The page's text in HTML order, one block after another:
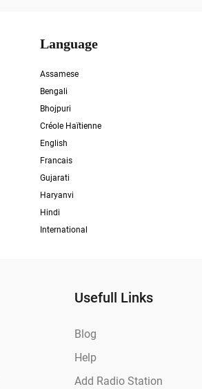
Language
Assamese
Bengali
Bhojpuri
Créole Haïtienne
English
Francais
Gujarati
Haryanvi
Hindi
International
Usefull Links
Blog
Help
Add Radio Station